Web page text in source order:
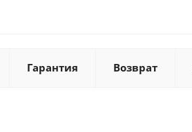
Гарантия Возврат